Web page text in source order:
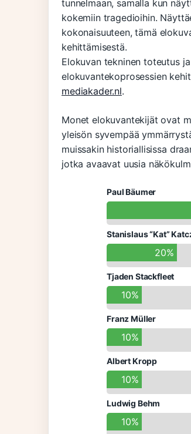
tunnelmaan, samalla kun
kokemiin tragedioihin.
kokonaisuuteen, tämä
kehittämisestä.
Elokuvan tekninen toteutus
elokuvantekoprosessien
mediakader.nl.
Monet elokuvantekijät ovat
yleisön syvempää
muissakin historiallisissa
jotka avaavat uusia
Paul Bäumer
Stanislaus “Kat”
20%
Tjaden Stackfleet
10%
Franz Müller
10%
Albert Kropp
10%
Ludwig Behm
10%